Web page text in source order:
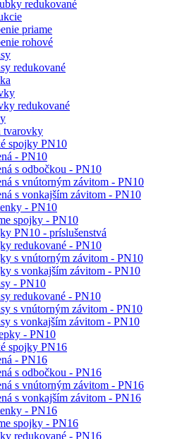
redukované
priame
rohové
redukované
redukované
tvarovky
spojky PN10
- PN10
s odbočkou - PN10
s vnútorným závitom - PN10
s vonkajším závitom - PN10
- PN10
spojky - PN10
PN10 - príslušenstvá
redukované - PN10
s vnútorným závitom - PN10
s vonkajším závitom - PN10
- PN10
redukované - PN10
s vnútorným závitom - PN10
s vonkajším závitom - PN10
- PN10
spojky PN16
- PN16
s odbočkou - PN16
s vnútorným závitom - PN16
s vonkajším závitom - PN16
- PN16
spojky - PN16
redukované - PN16